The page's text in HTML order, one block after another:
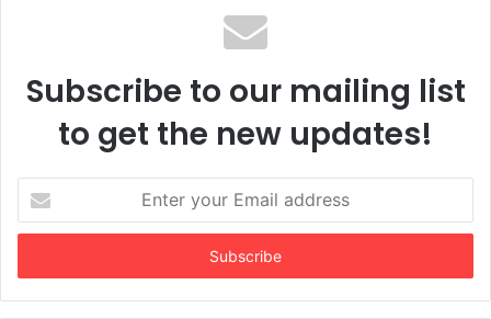
અદાણી ફાઉન્ડેશનના સુપોષણ પ્રોજેક્ટ હેઠળ
ઉમરપાડામાં ‘વિશ્વ સ્તનપાન સપ્તાહ’ની સફળ
Subscribe to our mailing list
to get the new updates!
your
Email